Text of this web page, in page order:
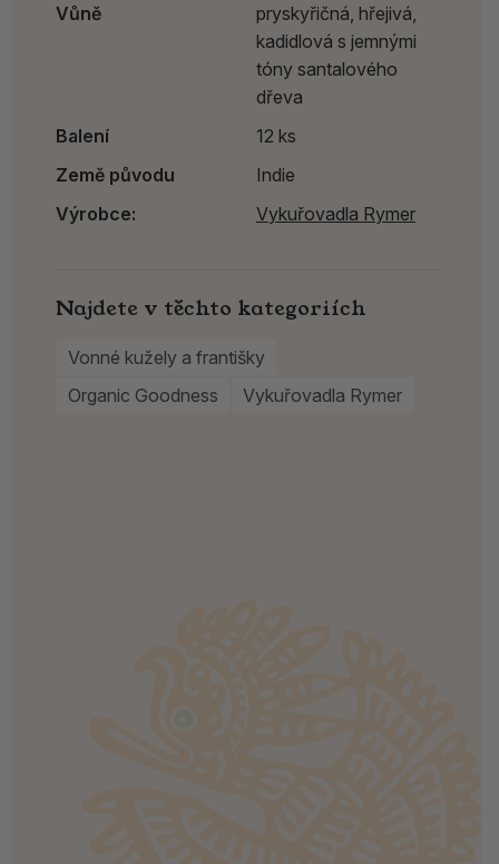
Vůně
pryskyřičná, hřejivá,
kadidlová s jemnými
tóny santalového
dřeva
Balení
12 ks
Země původu
Indie
Výrobce:
Vykuřovadla Rymer
Najdete v těchto kategoriích
Vonné kužely a františky
Organic Goodness
Vykuřovadla Rymer